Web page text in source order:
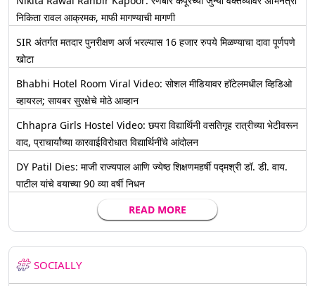
निकिता रावल आक्रमक, माफी मागण्याची मागणी
SIR अंतर्गत मतदार पुनरीक्षण अर्ज भरल्यास 16 हजार रुपये मिळण्याचा दावा पूर्णपणे
खोटा
Bhabhi Hotel Room Viral Video: सोशल मीडियावर हॉटेलमधील व्हिडिओ
व्हायरल; सायबर सुरक्षेचे मोठे आव्हान
Chhapra Girls Hostel Video: छपरा विद्यार्थिनी वसतिगृह रात्रीच्या भेटीवरून
वाद, प्राचार्यांच्या कारवाईविरोधात विद्यार्थिनींचे आंदोलन
DY Patil Dies: माजी राज्यपाल आणि ज्येष्ठ शिक्षणमहर्षी पद्मश्री डॉ. डी. वाय.
पाटील यांचे वयाच्या 90 व्या वर्षी निधन
READ MORE
SOCIALLY